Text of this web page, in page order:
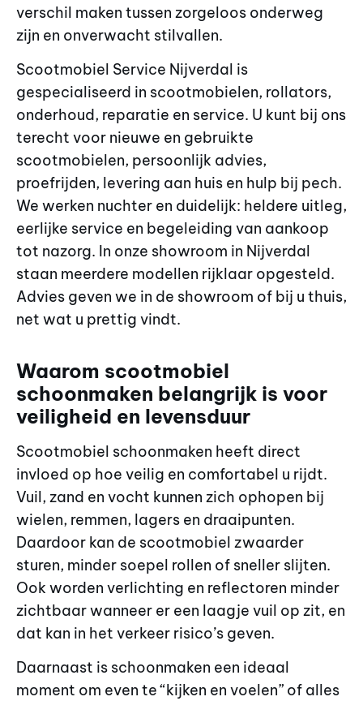
verschil maken tussen zorgeloos onderweg
zijn en onverwacht stilvallen.
Scootmobiel Service Nijverdal is
gespecialiseerd in scootmobielen, rollators,
onderhoud, reparatie en service. U kunt bij ons
terecht voor nieuwe en gebruikte
scootmobielen, persoonlijk advies,
proefrijden, levering aan huis en hulp bij pech.
We werken nuchter en duidelijk: heldere uitleg,
eerlijke service en begeleiding van aankoop
tot nazorg. In onze showroom in Nijverdal
staan meerdere modellen rijklaar opgesteld.
Advies geven we in de showroom of bij u thuis,
net wat u prettig vindt.
Waarom scootmobiel
schoonmaken belangrijk is voor
veiligheid en levensduur
Scootmobiel schoonmaken heeft direct
invloed op hoe veilig en comfortabel u rijdt.
Vuil, zand en vocht kunnen zich ophopen bij
wielen, remmen, lagers en draaipunten.
Daardoor kan de scootmobiel zwaarder
sturen, minder soepel rollen of sneller slijten.
Ook worden verlichting en reflectoren minder
zichtbaar wanneer er een laagje vuil op zit, en
dat kan in het verkeer risico’s geven.
Daarnaast is schoonmaken een ideaal
moment om even te “kijken en voelen” of alles